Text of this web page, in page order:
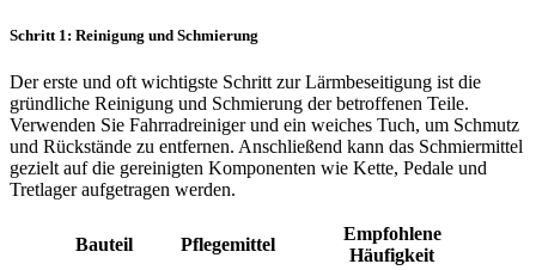
Schritt 1: Reinigung und Schmierung
Der erste und oft wichtigste Schritt zur Lärmbeseitigung ist die
gründliche Reinigung und Schmierung der betroffenen Teile.
Verwenden Sie Fahrradreiniger und ein weiches Tuch, um Schmutz
und Rückstände zu entfernen. Anschließend kann das Schmiermittel
gezielt auf die gereinigten Komponenten wie Kette, Pedale und
Tretlager aufgetragen werden.
Bauteil Pflegemittel
Empfohlene
Häufigkeit